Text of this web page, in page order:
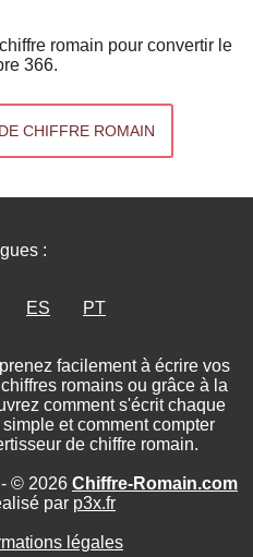
romain pour convertir le
366.
CHIFFRE ROMAIN
:
ES PT
facilement à écrire vos
romains ou grâce à la
comment s'écrit chaque
et comment compter
de chiffre romain.
© 2026 Chiffre-Romain.com
par p3x.fr
légales